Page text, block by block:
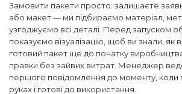
Замовити пакети просто: залишаєте
або макет — ми підбираємо матеріал,
узгоджуємо всі деталі. Перед запуском
показуємо візуалізацію, щоб ви знали, як
готовий пакет ще до початку
правки без зайвих витрат. Менеджер
першого повідомлення до моменту, коли
руках і готові до використання.